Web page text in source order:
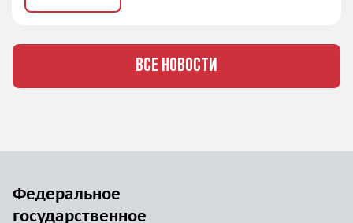
ВСЕ НОВОСТИ
Федеральное
государственное